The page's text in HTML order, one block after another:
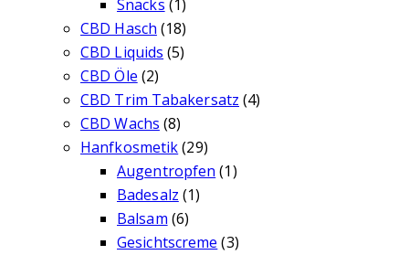
Snacks (1)
CBD Hasch (18)
CBD Liquids (5)
CBD Öle (2)
CBD Trim Tabakersatz (4)
CBD Wachs (8)
Hanfkosmetik(29)
Augentropfen (1)
Badesalz (1)
Balsam (6)
Gesichtscreme (3)